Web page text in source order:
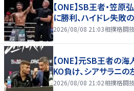
【ONE】SB王者・笠
に勝利、ハイドレ失敗
2026/08/08 21:03相撲格闘技
【ONE】元SB王者の
KO負け、シアサラニ
2026/08/08 21:02相撲格闘技